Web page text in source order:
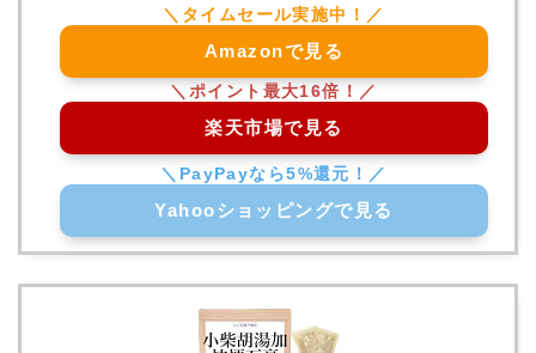
Amazonで見る
楽天市場で見る
Yahooショッピングで見る